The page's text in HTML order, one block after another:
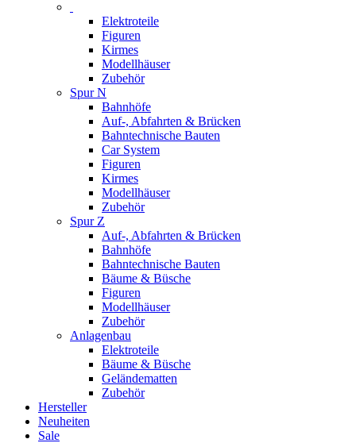
Elektroteile
Figuren
Kirmes
Modellhäuser
Zubehör
Spur N
Bahnhöfe
Auf-, Abfahrten & Brücken
Bahntechnische Bauten
Car System
Figuren
Kirmes
Modellhäuser
Zubehör
Spur Z
Auf-, Abfahrten & Brücken
Bahnhöfe
Bahntechnische Bauten
Bäume & Büsche
Figuren
Modellhäuser
Zubehör
Anlagenbau
Elektroteile
Bäume & Büsche
Geländematten
Zubehör
Hersteller
Neuheiten
Sale